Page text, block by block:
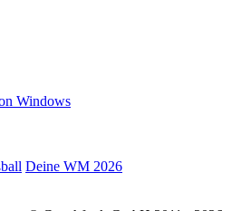
Windows
Deine WM 2026